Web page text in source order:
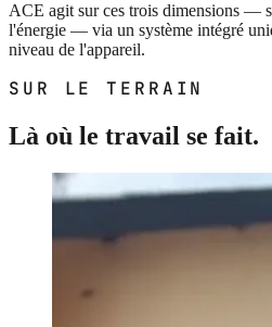
ACE agit sur ces trois dimensions —
l'énergie — via un système intégré
niveau de l'appareil.
SUR LE TERRAIN
Là où le travail se fait.